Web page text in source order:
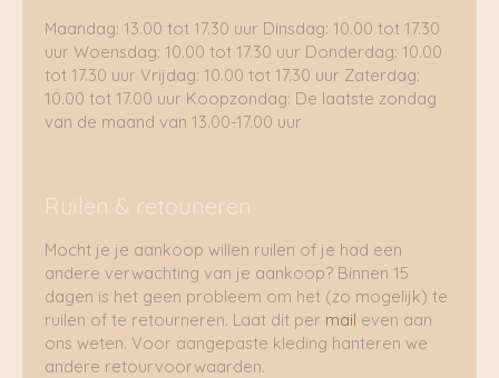
Maandag: 13.00 tot 17.30 uur Dinsdag: 10.00 tot 17.30
uur Woensdag: 10.00 tot 17.30 uur Donderdag: 10.00
tot 17.30 uur Vrijdag: 10.00 tot 17.30 uur Zaterdag:
10.00 tot 17.00 uur Koopzondag: De laatste zondag
van de maand van 13.00-17.00 uur
Ruilen & retouneren
Mocht je je aankoop willen ruilen of je had een
andere verwachting van je aankoop? Binnen 15
dagen is het geen probleem om het (zo mogelijk) te
ruilen of te retourneren. Laat dit per mail even aan
ons weten. Voor aangepaste kleding hanteren we
andere retourvoorwaarden.